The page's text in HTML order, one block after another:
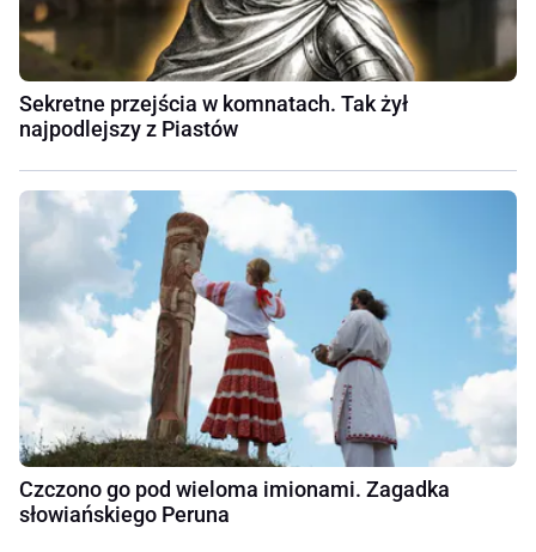
Sekretne przejścia w komnatach. Tak żył
najpodlejszy z Piastów
Czczono go pod wieloma imionami. Zagadka
słowiańskiego Peruna